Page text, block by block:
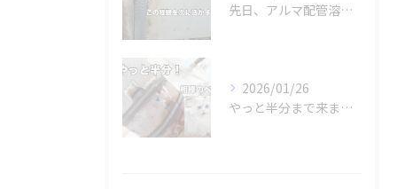
先日、アルマ配管溶接部オール100%RT検査でしたが2リング...
2026/01/26
やっと半分まで来ました！